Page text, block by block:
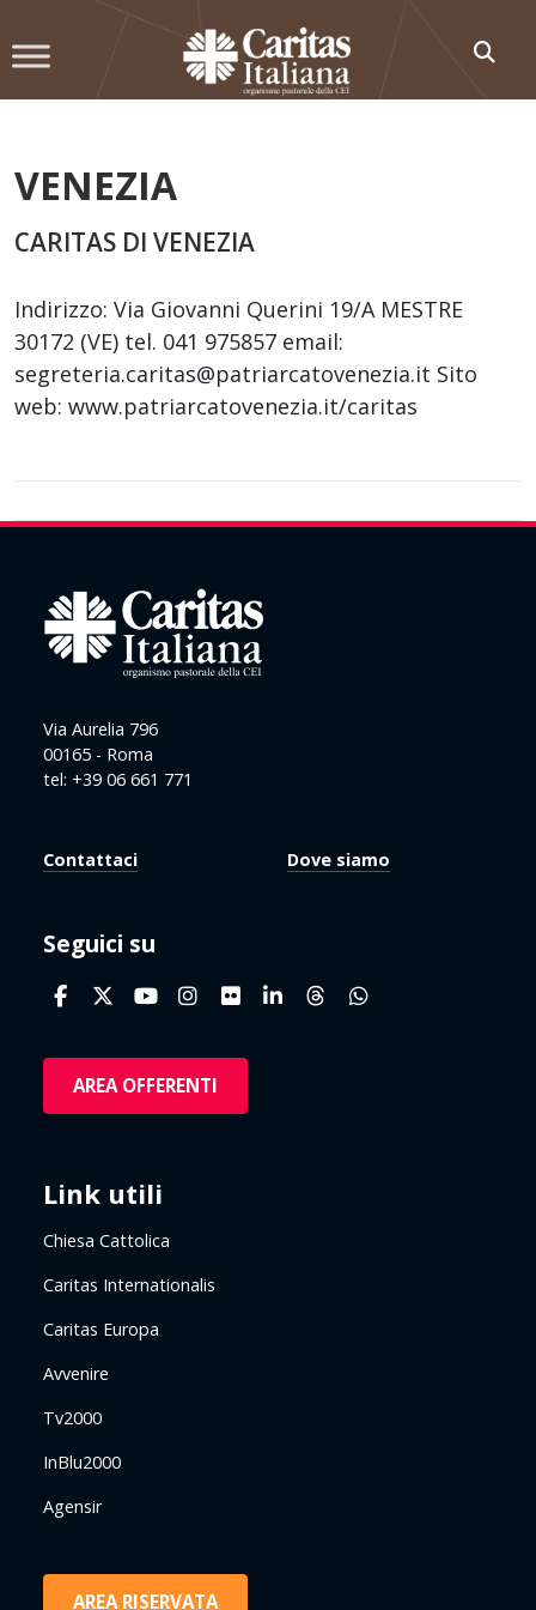
to
VENEZIA
CARITAS DI VENEZIA
Indirizzo: Via Giovanni Querini 19/A MESTRE
30172 (VE) tel. 041 975857 email:
segreteria.caritas@patriarcatovenezia.it Sito
web: www.patriarcatovenezia.it/caritas
Via Aurelia 796
00165 - Roma
tel: +39 06 661 771
Contattaci Dove siamo
Seguici su
AREA OFFERENTI
Link utili
Chiesa Cattolica
Caritas Internationalis
Caritas Europa
Avvenire
Tv2000
InBlu2000
Agensir
AREA RISERVATA